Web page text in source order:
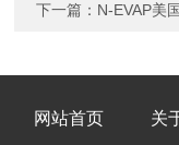
下一篇： N-EVAP美
网站首页 关